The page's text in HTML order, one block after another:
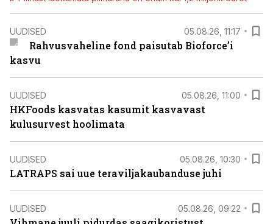
UUDISED 05.08.26, 11:17
Rahvusvaheline fond paisutab Bioforce’i
kasvu
UUDISED 05.08.26, 11:00
HKFoods kasvatas kasumit kasvavast
kulusurvest hoolimata
UUDISED 05.08.26, 10:30
LATRAPS sai uue teraviljakaubanduse juhi
UUDISED 05.08.26, 09:22